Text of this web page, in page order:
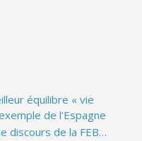
équilibre « vie
de l'Espagne
discours de la FEB…